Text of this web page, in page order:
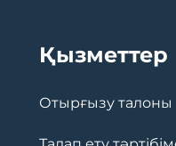
Қызметтер
Отырғызу талоны